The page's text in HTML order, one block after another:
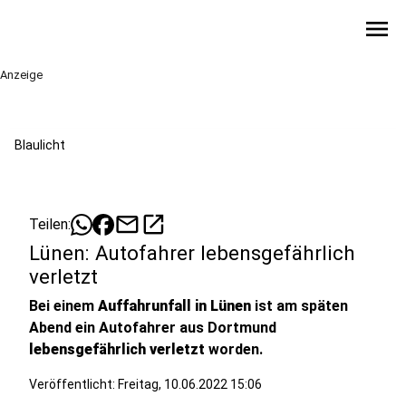
menu
Anzeige
Blaulicht
Teilen: mailopen_in_new
Lünen: Autofahrer lebensgefährlich
verletzt
Bei einem Auffahrunfall in Lünen ist am späten
Abend ein Autofahrer aus Dortmund
lebensgefährlich verletzt worden.
Veröffentlicht: Freitag, 10.06.2022 15:06